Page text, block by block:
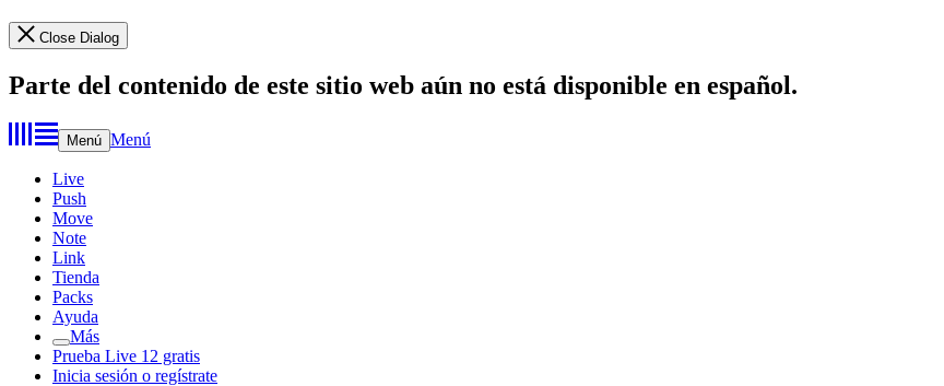
Close Dialog
Parte del contenido de este sitio web aún no está disponible en español.
Menú Menú
Live
Push
Move
Note
Link
Tienda
Packs
Ayuda
Más
Prueba Live 12 gratis
Inicia sesión o regístrate